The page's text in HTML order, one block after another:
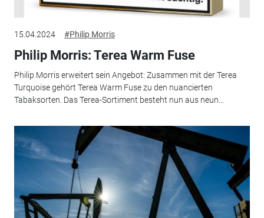
15.04.2024 #Philip Morris
Philip Morris: Terea Warm Fuse
Philip Morris erweitert sein Angebot: Zusammen mit der Terea
Turquoise gehört Terea Warm Fuse zu den nuancierten
Tabaksorten. Das Terea-Sortiment besteht nun aus neun...